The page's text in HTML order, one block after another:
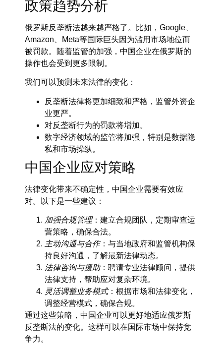
政策趋势分析
俄罗斯反垄断法越来越严格了。比如，Google、
Amazon、Meta等国际巨头因为滥用市场地位而
被罚款。随着监管的加强，中国企业在俄罗斯的
操作也会受到更多限制。
我们可以预测未来法律的变化：
反垄断法律将更加细致和严格，监管外资企
业更严。
对反垄断行为的罚款将增加。
数字经济领域的监管将加强，特别是数据隐
私和市场操纵。
中国企业应对策略
法律变化带来不确定性，中国企业需要有效应
对。以下是一些建议：
加强合规管理：建立合规团队，定期审查运
营策略，确保合法。
主动沟通与合作：与当地政府和监管机构保
持良好沟通，了解最新法律动态。
法律咨询与援助：聘请专业法律顾问，提供
法律支持，帮助应对复杂环境。
灵活调整业务模式：根据市场和法律变化，
调整经营模式，确保合规。
通过这些策略，中国企业可以更好地适应俄罗斯
反垄断法的变化。这样可以在国际市场中保持竞
争力。